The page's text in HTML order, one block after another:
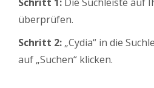
überprüfen.
Schritt 2: „Cydia“ in die
auf „Suchen“ klicken.